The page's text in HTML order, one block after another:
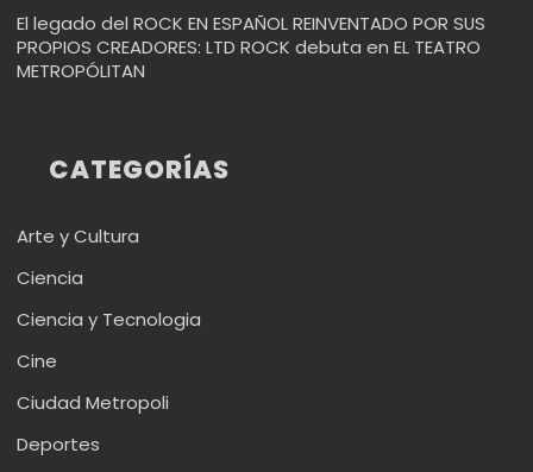
El legado del ROCK EN ESPAÑOL REINVENTADO POR SUS
PROPIOS CREADORES: LTD ROCK debuta en EL TEATRO
METROPÓLITAN
CATEGORÍAS
Arte y Cultura
Ciencia
Ciencia y Tecnologia
Cine
Ciudad Metropoli
Deportes